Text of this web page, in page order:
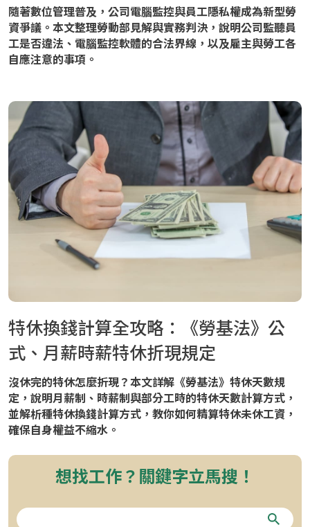
隨著數位管理普及，公司電腦監控與員工隱私權成為新型勞
資爭議。本文整理勞動部見解與實務判決，說明公司監聽員
工是否違法、電腦監控軟體的合法界線，以及雇主與勞工各
自應注意的事項。
特休換錢計算全攻略：《勞基法》公
式、月薪時薪特休折現規定
沒休完的特休怎麼折現？本文詳解《勞基法》特休天數規
定，說明月薪制、時薪制與部分工時的特休天數計算方式，
並解析種特休換錢計算方式，教你如何精算特休未休工資，
確保自身權益不縮水。
想找工作？關鍵字立馬搜！